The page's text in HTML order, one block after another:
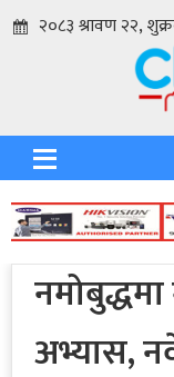
२०८३ श्रावण २२,
अभ्यास,